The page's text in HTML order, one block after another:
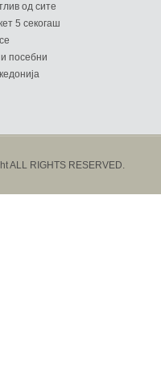
од сите
5 секогаш
посебни
ALL RIGHTS RESERVED.